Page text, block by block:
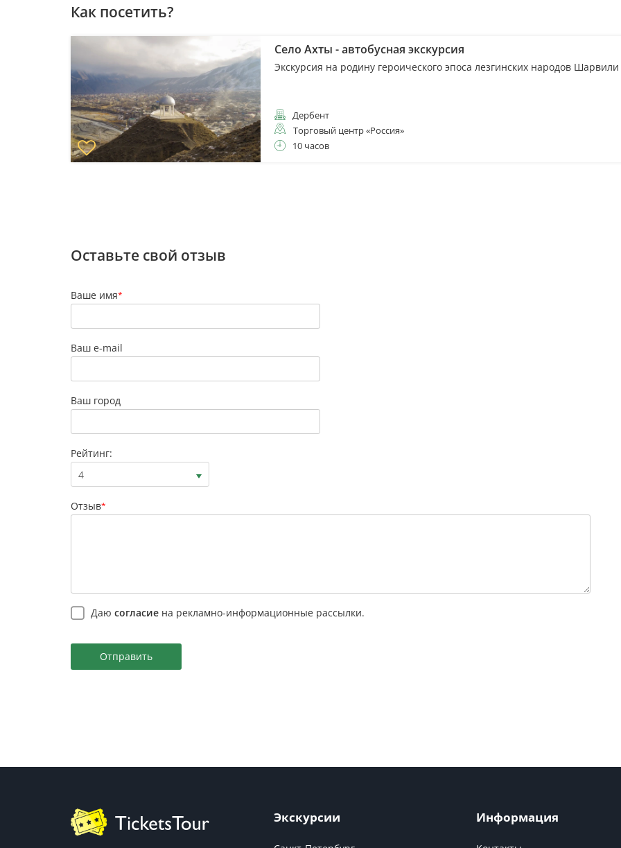
Как посетить?
Село Ахты - автобусная экскурсия
Экскурсия на родину героического эпоса лезгинских народов Шарвили
Дербент
Торговый центр «Россия»
10 часов
Оставьте свой отзыв
Ваше имя*
Ваш e-mail
Ваш город
Рейтинг:
4
Отзыв*
Даю согласие на рекламно-информационные рассылки.
Отправить
Экскурсии Информация